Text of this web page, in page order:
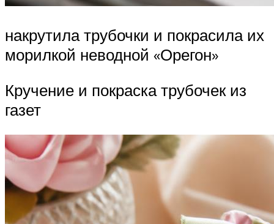
накрутила трубочки и покрасила их
морилкой неводной «Орегон»
Кручение и покраска трубочек из
газет